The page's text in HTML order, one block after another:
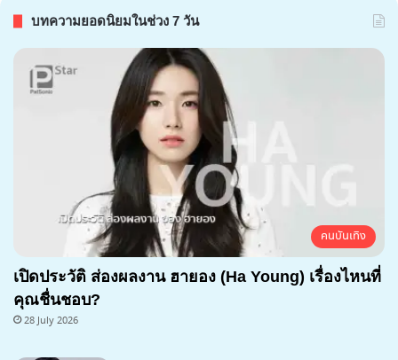
บทความยอดนิยมในช่วง 7 วัน
คนบันเทิง
เปิดประวัติ ส่องผลงาน ฮายอง (Ha Young) เรื่องไหนที่
คุณชื่นชอบ?
28 July 2026